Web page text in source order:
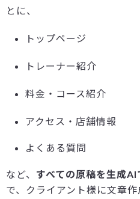
とに、
トップページ
トレーナー紹介
料金・コース紹介
アクセス・店舗情報
よくある質問
など、 すべての原稿を生成
で、クライアント様に文章